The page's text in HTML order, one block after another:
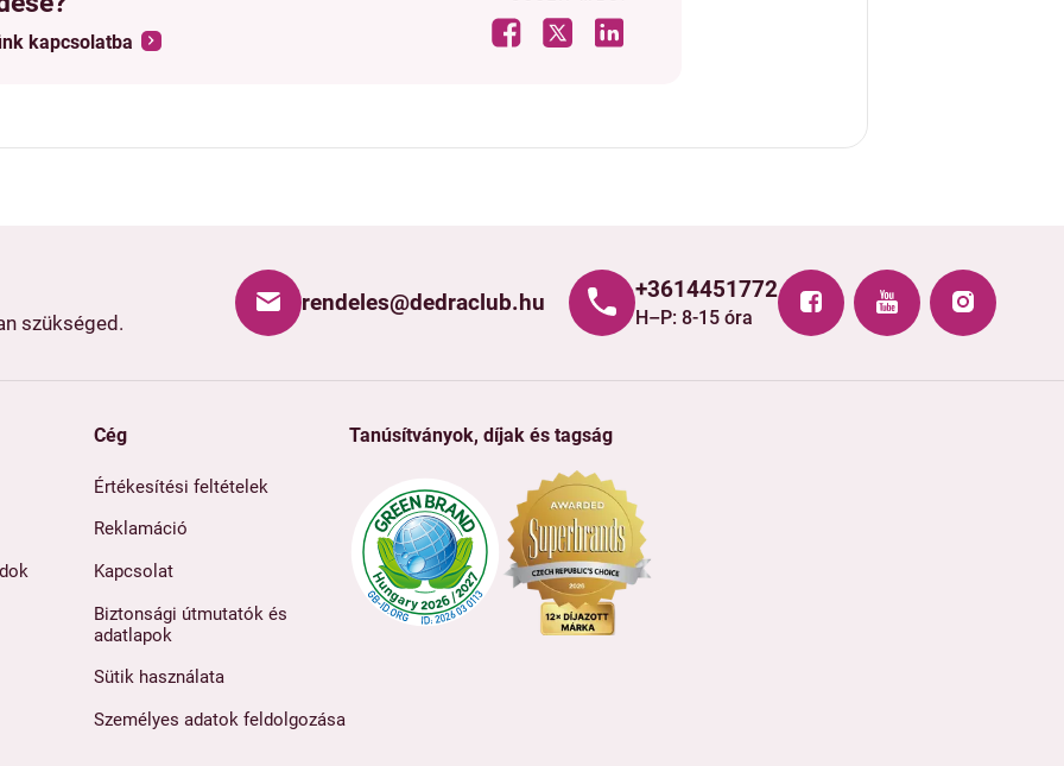
kapcsolatba
szükséged.
rendeles@dedraclub.hu +3614451772
H–P: 8-15 óra
Cég
Értékesítési feltételek
Reklamáció
Kapcsolat
Biztonsági útmutatók és
adatlapok
Sütik használata
Személyes adatok feldolgozása
Tanúsítványok, díjak és tagság